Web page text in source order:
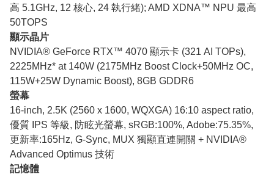
高 5.1GHz, 12 核心, 24 執行緒); AMD XDNA™ NPU 最高
50TOPS
顯示晶片
NVIDIA® GeForce RTX™ 4070 顯示卡 (321 AI TOPs),
2225MHz* at 140W (2175MHz Boost Clock+50MHz OC,
115W+25W Dynamic Boost), 8GB GDDR6
螢幕
16-inch, 2.5K (2560 x 1600, WQXGA) 16:10 aspect ratio,
優質 IPS 等級, 防眩光螢幕, sRGB:100%, Adobe:75.35%,
更新率:165Hz, G-Sync, MUX 獨顯直連開關 + NVIDIA®
Advanced Optimus 技術
記憶體